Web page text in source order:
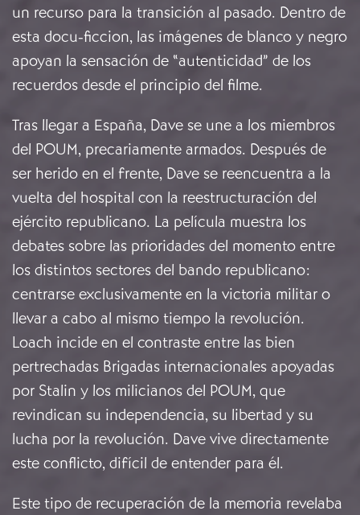
un recurso para la transición al pasado. Dentro de
esta docu-ficcion, las imágenes de blanco y negro
apoyan la sensación de “autenticidad” de los
recuerdos desde el principio del filme.
Tras llegar a España, Dave se une a los miembros
del POUM, precariamente armados. Después de
ser herido en el frente, Dave se reencuentra a la
vuelta del hospital con la reestructuración del
ejército republicano. La película muestra los
debates sobre las prioridades del momento entre
los distintos sectores del bando republicano:
centrarse exclusivamente en la victoria militar o
llevar a cabo al mismo tiempo la revolución.
Loach incide en el contraste entre las bien
pertrechadas Brigadas internacionales apoyadas
por Stalin y los milicianos del POUM, que
revindican su independencia, su libertad y su
lucha por la revolución. Dave vive directamente
este conflicto, difícil de entender para él.
Este tipo de recuperación de la memoria revelaba